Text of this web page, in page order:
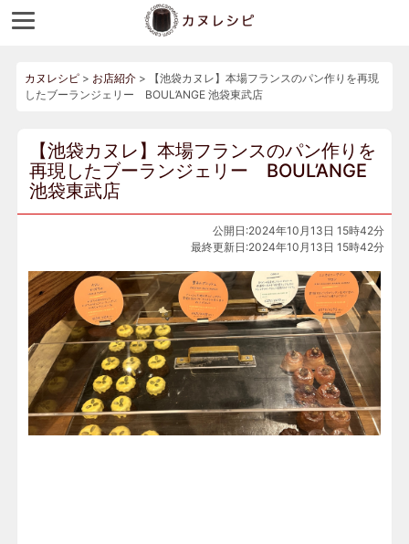
カヌレシピ> お店紹介>
【池袋カヌレ】本場フランスのパン作りを再現
したブーランジェリー BOUL’ANGE 池袋東武店
【池袋カヌレ】本場フランスのパン作りを
再現したブーランジェリー BOUL’ANGE
池袋東武店
公開日:2024年10月13日 15時42分
最終更新日:2024年10月13日 15時42分